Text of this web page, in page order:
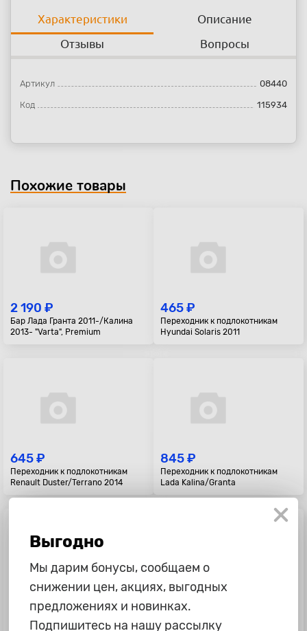
Характеристики
Описание
Отзывы
Вопросы
Артикул 08440
Код 115934
Похожие товары
2 190 ₽
Бар Лада Гранта 2011-/Калина
2013- "Varta", Premium
465 ₽
Переходник к подлокотникам
Hyundai Solaris 2011
645 ₽
Переходник к подлокотникам
Renault Duster/Terrano 2014
845 ₽
Переходник к подлокотникам
Lada Kalina/Granta
2 795 ₽
Подлокотник универсальный
3 195 ₽
Подлокотник универсальный
Выгодно
Мы дарим бонусы, сообщаем о
снижении цен, акциях, выгодных
предложениях и новинках.
Подпишитесь на нашу рассылку